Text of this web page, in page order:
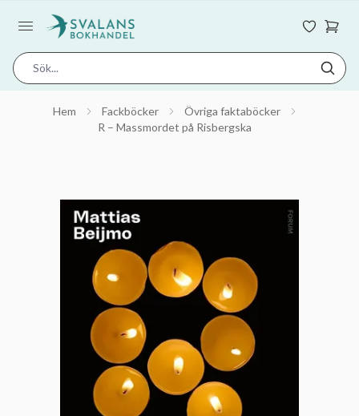
Hem Fackböcker
Övriga faktaböcker
R – Massmordet på Risbergska